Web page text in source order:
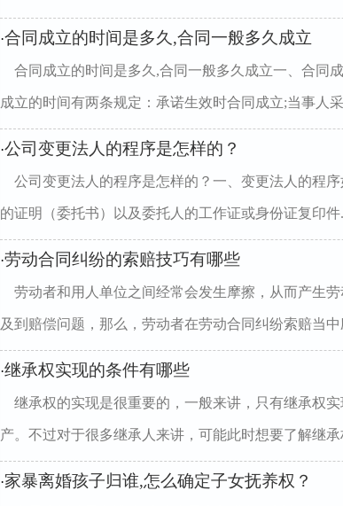
·合同成立的时间是多久,合同一般多久成立
合同成立的时间是多久,合同一般多久成立一、合同
成立的时间有两条规定：承诺生效时合同成立;当事人
·公司变更法人的程序是怎样的？
公司变更法人的程序是怎样的？一、变更法人的程
的证明（委托书）以及委托人的工作证或身份证复印件
·劳动合同纠纷的索赔技巧有哪些
劳动者和用人单位之间经常会发生摩擦，从而产生
及到赔偿问题，那么，劳动者在劳动合同纠纷索赔当中
·继承权实现的条件有哪些
继承权的实现是很重要的，一般来讲，只有继承权
产。不过对于很多继承人来讲，可能此时想要了解继承
·家暴离婚孩子归谁,怎么确定子女抚养权？